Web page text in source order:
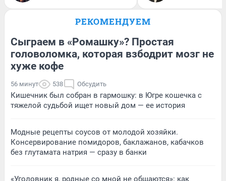
РЕКОМЕНДУЕМ
Сыграем в «Ромашку»? Простая
головоломка, которая взбодрит мозг не
хуже кофе
56 минут 538 Обсудить
Кишечник был собран в гармошку: в Югре кошечка с
тяжелой судьбой ищет новый дом — ее история
Модные рецепты соусов от молодой хозяйки.
Консервирование помидоров, баклажанов, кабачков
без глутамата натрия — сразу в банки
«Уголовник я, родные со мной не общаются»: как